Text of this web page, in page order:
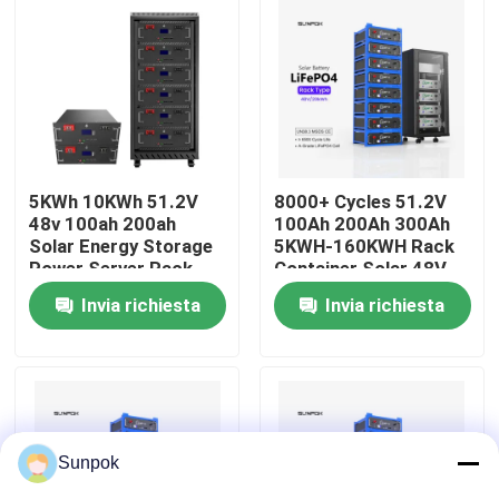
Visita alla fabbrica
Controllo della qualità
Contattaci
Casi
Chiedi un preventivo
5KWh 10KWh 51.2V
48v 100ah 200ah
Solar Energy Storage
Power Server Rack
LiFePO4 Battery Pack
for Home Energy
Storage
Invia richiesta
8000+ Cycles 51.2V
100Ah 200Ah 300Ah
5KWH-160KWH Rack
Container Solar 48V
LiFePO4 Energy
Storage Battery
Invia richiesta
Sunpok